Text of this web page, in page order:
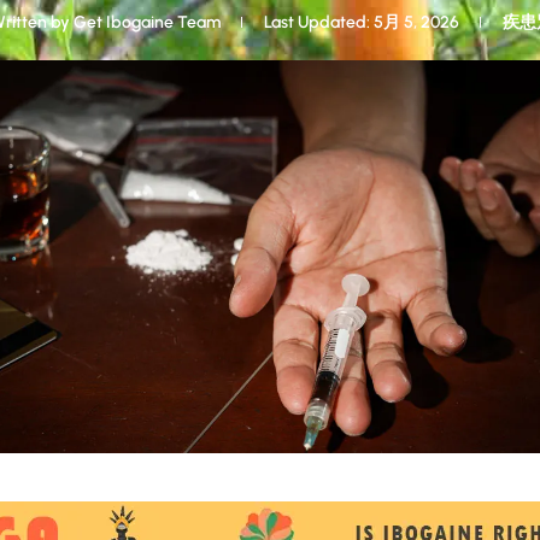
byGet Ibogaine Team Last Updated: 5月 5, 2026 疾患